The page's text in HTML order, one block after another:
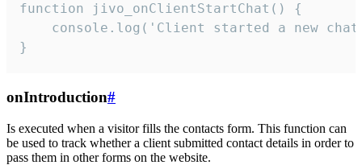
function jivo_onClientStartChat() {
console.log('Client started a new
}
onIntroduction#
Is executed when a visitor fills the contacts form. This function can
be used to track whether a client submitted contact details in order to
pass them in other forms on the website.